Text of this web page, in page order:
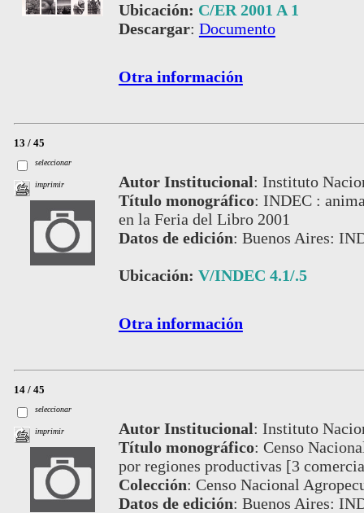
Ubicación: C/ER 2001 A 1
Descargar: Documento
Otra información
13 / 45
seleccionar
imprimir Autor Institucional: Instituto
Título monográfico: INDEC :
en la Feria del Libro 2001
Datos de edición: Buenos Aires:
Ubicación: V/INDEC 4.1/.5
Otra información
14 / 45
seleccionar
imprimir Autor Institucional: Instituto
Título monográfico: Censo
por regiones productivas [3
Colección: Censo Nacional
Datos de edición: Buenos Aires: